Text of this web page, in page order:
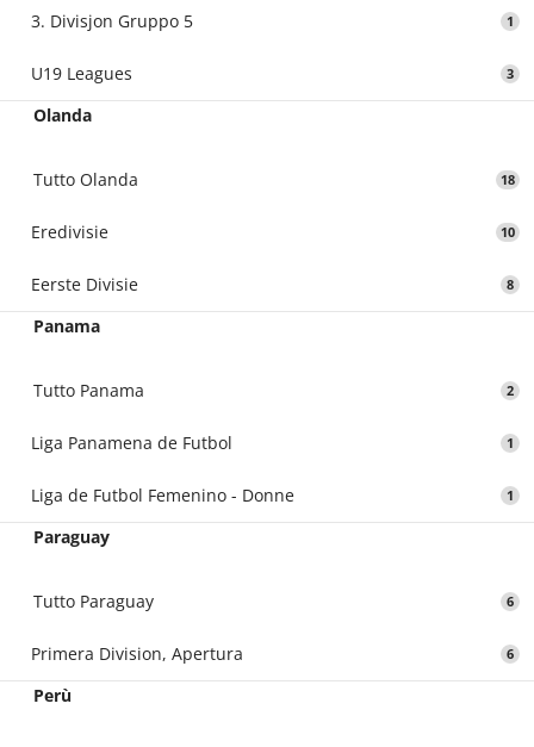
3. Divisjon Gruppo 5 1
U19 Leagues 3
Olanda
Tutto Olanda 18
Eredivisie 10
Eerste Divisie 8
Panama
Tutto Panama 2
Liga Panamena de Futbol 1
Liga de Futbol Femenino - Donne 1
Paraguay
Tutto Paraguay 6
Primera Division, Apertura 6
Perù